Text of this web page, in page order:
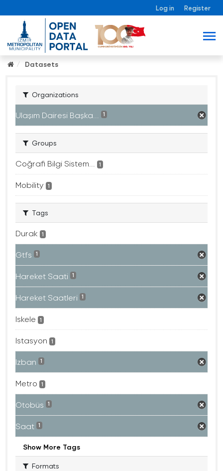
Log in Register
Datasets
Organizations
Ulaşım Dairesi Başka... 1
Groups
Coğrafi Bilgi Sistem... 1
Mobility 1
Tags
Durak 1
Gtfs 1
Hareket Saati 1
Hareket Saatleri 1
Iskele 1
Istasyon 1
Izban 1
Metro 1
Otobüs 1
Saat 1
Show More Tags
Formats